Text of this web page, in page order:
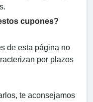
cupones?
de esta página no
por plazos
te aconsejamos